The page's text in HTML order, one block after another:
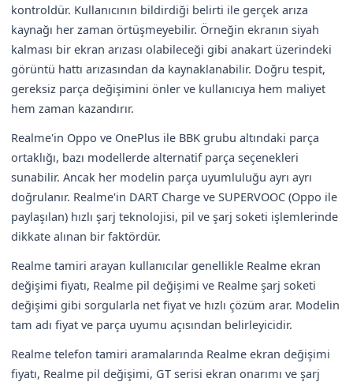
kontroldür. Kullanıcının bildirdiği belirti ile gerçek arıza
kaynağı her zaman örtüşmeyebilir. Örneğin ekranın siyah
kalması bir ekran arızası olabileceği gibi anakart üzerindeki
görüntü hattı arızasından da kaynaklanabilir. Doğru tespit,
gereksiz parça değişimini önler ve kullanıcıya hem maliyet
hem zaman kazandırır.
Realme'in Oppo ve OnePlus ile BBK grubu altındaki parça
ortaklığı, bazı modellerde alternatif parça seçenekleri
sunabilir. Ancak her modelin parça uyumluluğu ayrı ayrı
doğrulanır. Realme'in DART Charge ve SUPERVOOC (Oppo ile
paylaşılan) hızlı şarj teknolojisi, pil ve şarj soketi işlemlerinde
dikkate alınan bir faktördür.
Realme tamiri arayan kullanıcılar genellikle Realme ekran
değişimi fiyatı, Realme pil değişimi ve Realme şarj soketi
değişimi gibi sorgularla net fiyat ve hızlı çözüm arar. Modelin
tam adı fiyat ve parça uyumu açısından belirleyicidir.
Realme telefon tamiri aramalarında Realme ekran değişimi
fiyatı, Realme pil değişimi, GT serisi ekran onarımı ve şarj